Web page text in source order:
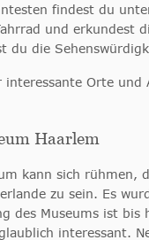
findest du
und erkundest
du die
interessante Orte und
Haarlem
kann sich rühmen,
zu sein. Es
des Museums ist bis
interessant.